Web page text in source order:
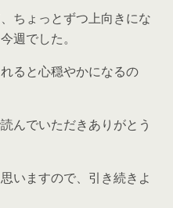
ちょっとずつ上向きにな
週でした。
ると心穏やかになるの
んでいただきありがとう
いますので、引き続きよ